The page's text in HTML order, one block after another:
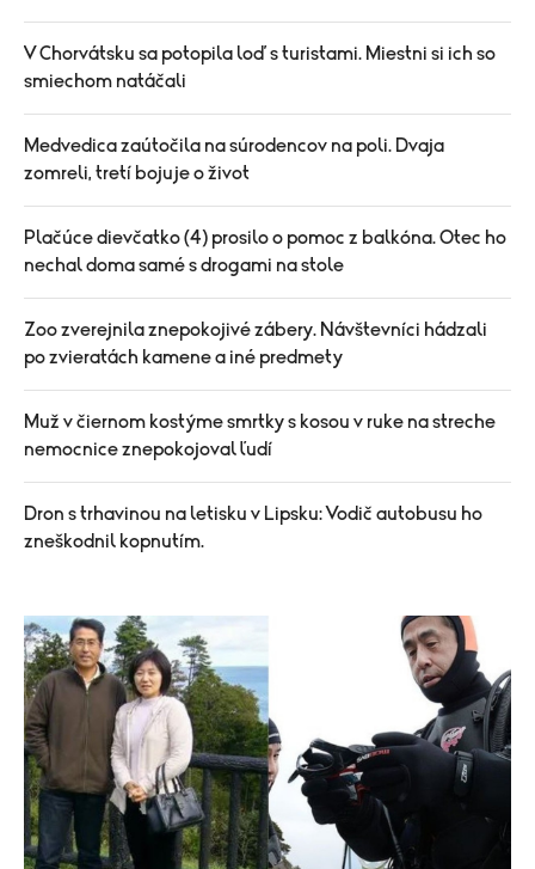
V Chorvátsku sa potopila loď s turistami. Miestni si ich so
smiechom natáčali
Medvedica zaútočila na súrodencov na poli. Dvaja
zomreli, tretí bojuje o život
Plačúce dievčatko (4) prosilo o pomoc z balkóna. Otec ho
nechal doma samé s drogami na stole
Zoo zverejnila znepokojivé zábery. Návštevníci hádzali
po zvieratách kamene a iné predmety
Muž v čiernom kostýme smrtky s kosou v ruke na streche
nemocnice znepokojoval ľudí
Dron s trhavinou na letisku v Lipsku: Vodič autobusu ho
zneškodnil kopnutím.